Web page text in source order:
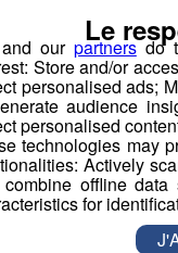
our partnersdo
Store and/or
personalised ads;
audience
personalised
technologies may
Actively
offline data
for
Le